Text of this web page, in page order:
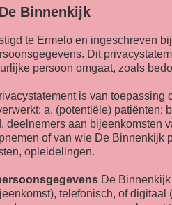
Binnenkijk
te Ermelo en ingeschreven
Dit
persoon omgaat, zoals
is van
a. (potentiële)
deelnemers aan bijeenkomsten
of van wie De Binnenkijk
opleidelingen.
De
telefonisch, of